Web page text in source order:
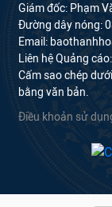
Giám đốc: Phạm
Đường dây nóng:
Email:
Liên hệ Quảng
Cấm sao chép
bằng văn bản.
Điều khoản sử